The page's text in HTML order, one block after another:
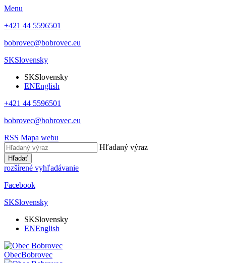
Menu
+421 44 5596501
bobrovec@bobrovec.eu
SKSlovensky
SKSlovensky
ENEnglish
+421 44 5596501
bobrovec@bobrovec.eu
RSS Mapa webu
Hľadaný výraz
Hľadať
rozšírené vyhľadávanie
Facebook
SKSlovensky
SKSlovensky
ENEnglish
ObecBobrovec